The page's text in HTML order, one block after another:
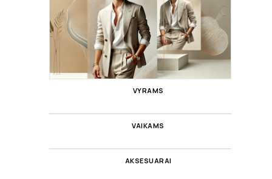
VYRAMS
VAIKAMS
AKSESUARAI